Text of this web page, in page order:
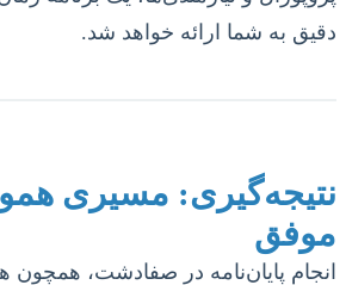
دقیق به شما ارائه خواهد شد.
نتیجه‌گیری: مسیری
موفق
انجام پایان‌نامه در صفادشت، همچون